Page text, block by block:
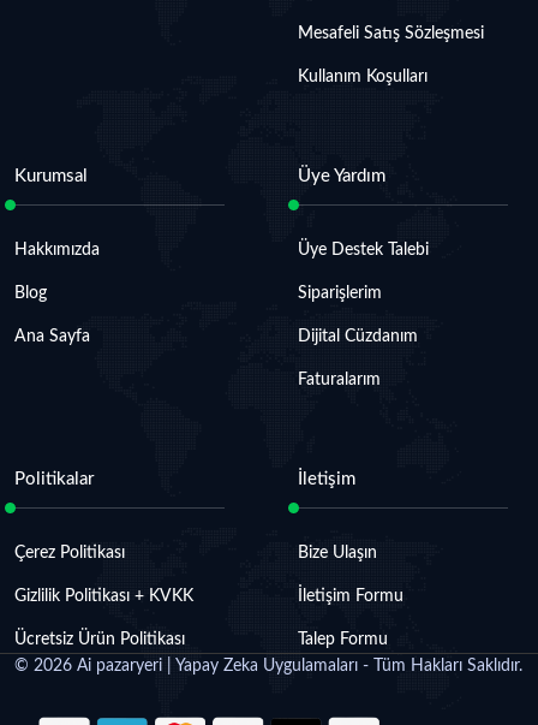
Mesafeli Satış Sözleşmesi
Kullanım Koşulları
Kurumsal
Hakkımızda
Blog
Ana Sayfa
Üye Yardım
Üye Destek Talebi
Siparişlerim
Dijital Cüzdanım
Faturalarım
Politikalar
Çerez Politikası
Gizlilik Politikası + KVKK
Ücretsiz Ürün Politikası
İletişim
Bize Ulaşın
İletişim Formu
Talep Formu
© 2026 Ai pazaryeri | Yapay Zeka Uygulamaları - Tüm Hakları Saklıdır.